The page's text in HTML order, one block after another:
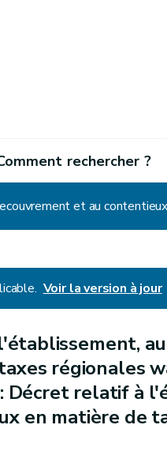
rechercher ?
Voir la version à jour
régionales
Décret relatif à
en matière de